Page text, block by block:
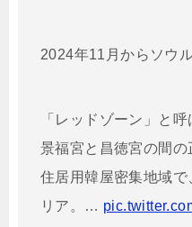
2024年11月からソウ
「レッドゾーン」と
景福宮と昌徳宮の間
住居用韓屋密集地域
リア。…